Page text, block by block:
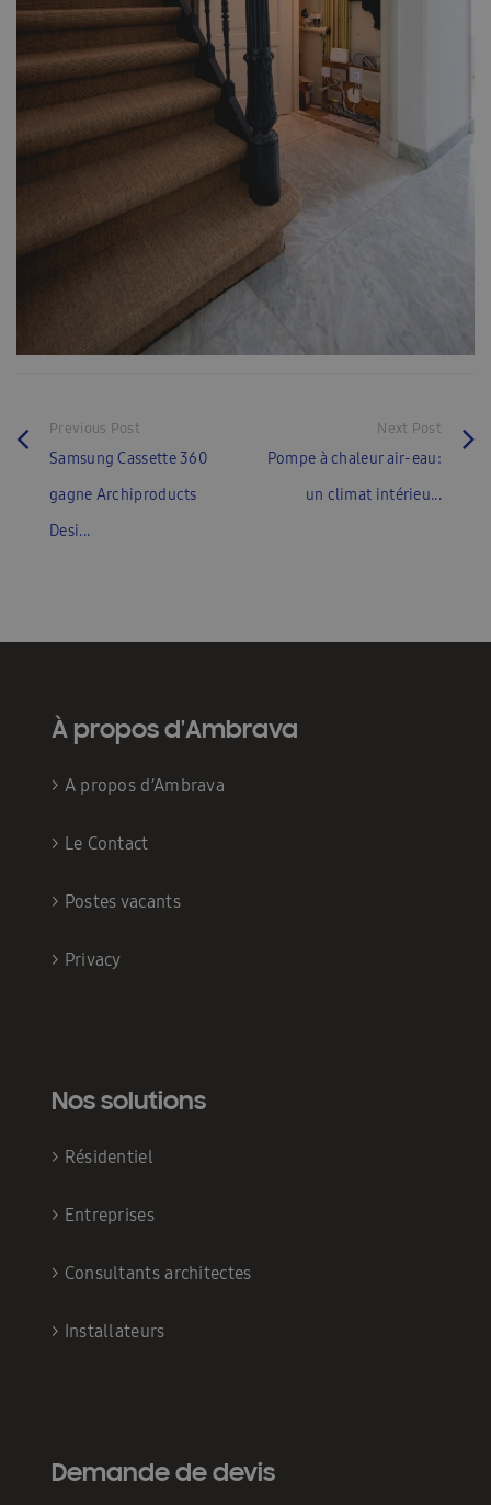
Previous Post
Samsung Cassette 360
gagne Archiproducts
Desi...
Next Post
Pompe à chaleur air-eau:
un climat intérieu...
À propos d'Ambrava
> A propos d’Ambrava
> Le Contact
> Postes vacants
> Privacy
Nos solutions
> Résidentiel
> Entreprises
> Consultants architectes
> Installateurs
Demande de devis